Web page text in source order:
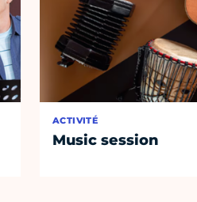
ACTIVITÉ
Music session